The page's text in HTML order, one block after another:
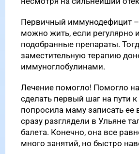
Первичный иммунодефицит
можно жить, если регулярно
подобранные препараты.
заместительную терапию
иммуноглобулинами.
Лечение помогло! Помогло
сделать первый шаг на пути
попросила маму записать ее
сразу разглядели в Ульяне
балета. Конечно, она все
много занятий, но быстро